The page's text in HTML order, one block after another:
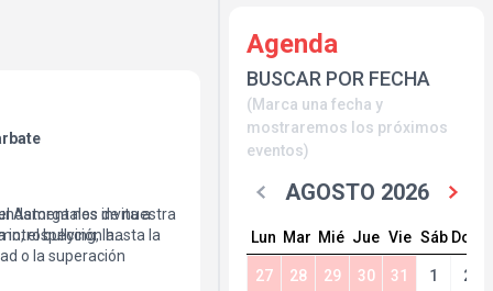
Astorga nos invita a
introspección hasta la
de nuestra
el bullying, la
o la superación
y la
Agenda
BUSCAR POR FECHA
(Marca una fecha y
mostraremos los próximos
eventos)
AGOSTO 2026
Lun Mar Mié Jue Vie Sáb Dom
27 28 29 30 31 1 2